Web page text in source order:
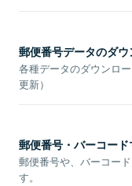
郵便番号データのダウ
各種データのダウンロ
更新）
郵便番号・バーコー
郵便番号や、バーコー
す。